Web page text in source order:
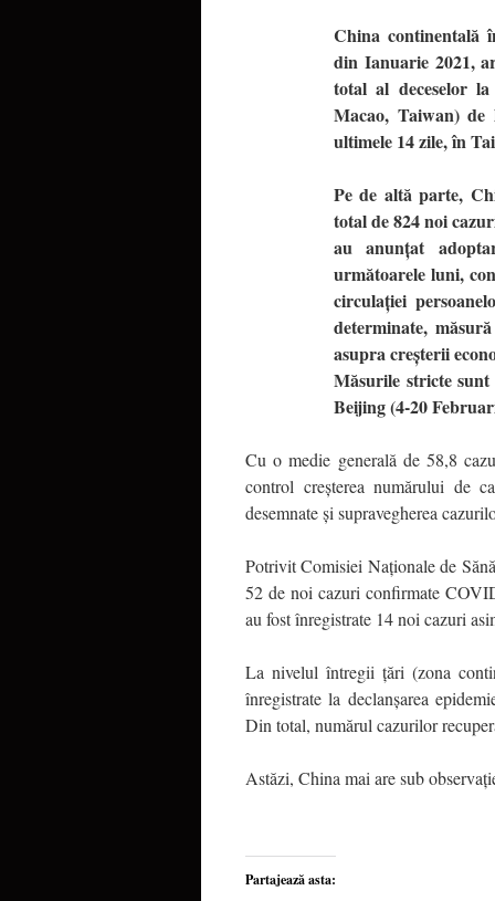
China continentală
din Ianuarie 2021,
total al deceselor
Macao, Taiwan) de
ultimele 14 zile, în
Pe de altă parte,
total de 824 noi
au anunțat
următoarele luni,
circulației
determinate,
asupra creșterii
Măsurile stricte
Beijing (4-20
Cu o medie generală de 58,8
control creșterea numărului de
desemnate și supravegherea
Potrivit Comisiei Naționale de
52 de noi cazuri confirmate
au fost înregistrate 14 noi cazuri
La nivelul întregii țări (zona
înregistrate la declanșarea
Din total, numărul cazurilor
Astăzi, China mai are sub
Partajează asta: